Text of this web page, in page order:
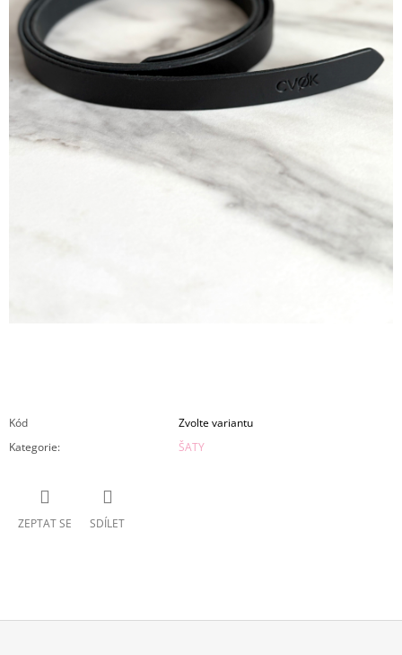
Kód
Zvolte variantu
Kategorie: ŠATY
ZEPTAT SE SDÍLET